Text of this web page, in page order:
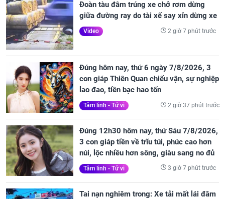
Đoàn tàu đâm trúng xe chở rơm dừng
giữa đường ray do tài xế say xỉn dừng xe
Video 2 giờ 7 phút trước
Đúng hôm nay, thứ 6 ngày 7/8/2026, 3
con giáp Thiên Quan chiếu vận, sự nghiệp
lao đao, tiền bạc hao tốn
Tâm linh - Tử vi 2 giờ 37 phút trước
Đúng 12h30 hôm nay, thứ Sáu 7/8/2026,
3 con giáp tiền về trĩu túi, phúc cao hơn
núi, lộc nhiều hơn sông, giàu sang no đủ
Tâm linh - Tử vi 3 giờ 7 phút trước
Tai nạn nghiêm trong: Xe tải mất lái đâm